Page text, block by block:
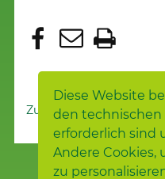
Diese Website
den technischen
erforderlich sind
Andere Cookies,
zu
Zur